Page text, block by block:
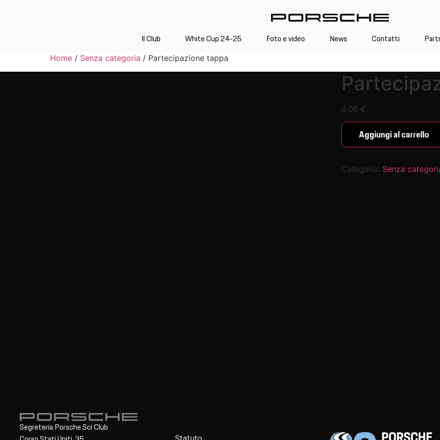
Il Club White Cup 24-25 Foto e video News Contatti
Home / Senza categoria / Partecipazione tappa
0,00 €
Aggiungi al carrello
Categoria: Senza
Segreteria Porsche Sci Club